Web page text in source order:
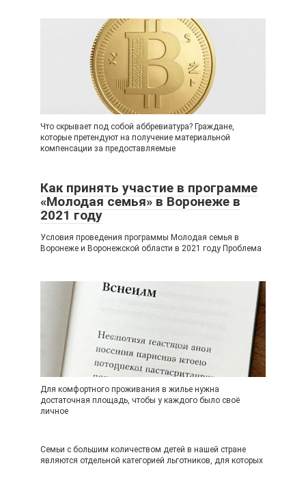
Что скрывает под собой аббревиатура? Граждане,
которые претендуют на получение материальной
компенсации за предоставляемые
Как принять участие в программе
«Молодая семья» в Воронеже в
2021 году
Условия проведения программы Молодая семья в
Воронеже и Воронежской области в 2021 году Проблема
Для комфортного проживания в жилье нужна
достаточная площадь, чтобы у каждого было своё
личное
Семьи с большим количеством детей в нашей стране
являются отдельной категорией льготников, для которых